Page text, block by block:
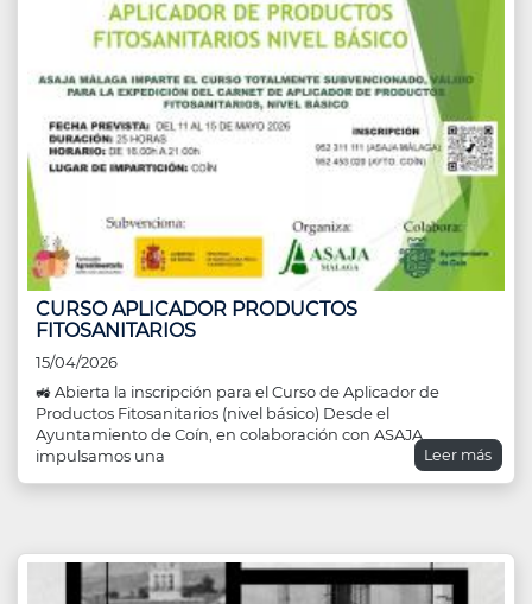
CURSO APLICADOR PRODUCTOS
FITOSANITARIOS
15/04/2026
🚜 Abierta la inscripción para el Curso de Aplicador de
Productos Fitosanitarios (nivel básico) Desde el
Ayuntamiento de Coín, en colaboración con ASAJA,
impulsamos una
Leer más